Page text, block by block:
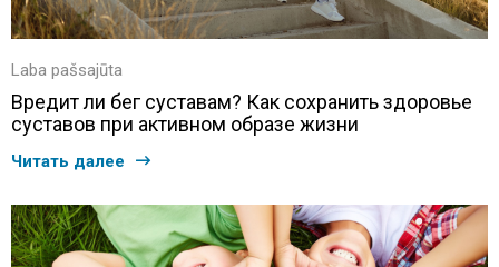
Laba pašsajūta
Вредит ли бег суставам? Как сохранить здоровье
суставов при активном образе жизни
Читать далее